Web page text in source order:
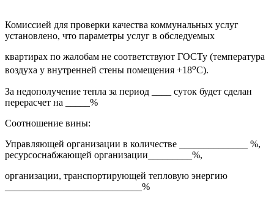
Комиссией для проверки качества коммунальных услуг
установлено, что параметры услуг в обследуемых
квартирах по жалобам не соответствуют ГОСТу (температура
воздуха у внутренней стены помещения +18оС).
За недополучение тепла за период ____ суток будет сделан
перерасчет на _____%
Соотношение вины:
Управляющей организации в количестве ______________ %,
ресурсоснабжающей организации_________%,
организации, транспортирующей тепловую энергию
____________________________%